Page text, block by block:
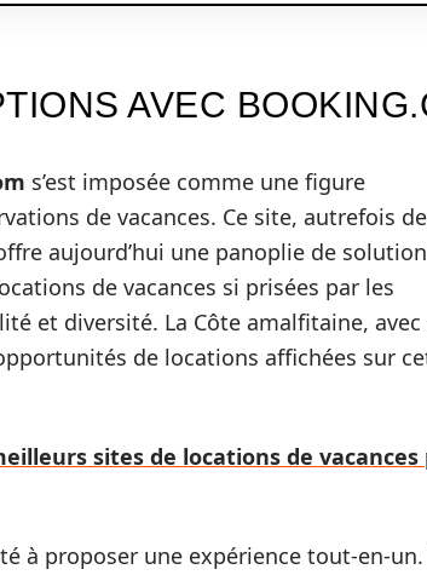
AVEC
s’est imposée comme une figure
de vacances. Ce site, autrefois
aujourd’hui une panoplie de
de vacances si prisées par les
et diversité. La Côte amalfitaine, avec
de locations affichées sur
sites de locations de vacances
à proposer une expérience tout-en-un.